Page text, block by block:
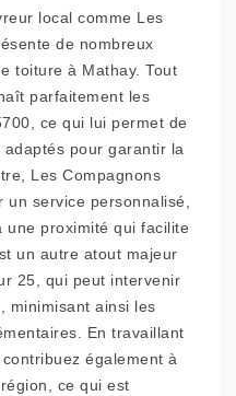
local comme Les
de nombreux
toiture à Mathay. Tout
parfaitement les
ce qui lui permet de
pour garantir la
Les Compagnons
un service personnalisé,
une proximité qui facilite
un autre atout majeur
25, qui peut intervenir
minimisant ainsi les
En travaillant
également à
ce qui est